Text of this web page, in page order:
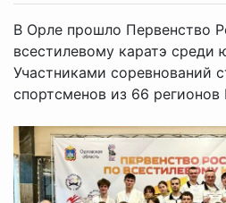
В Орле прошло Первенство
всестилевому каратэ
Участниками соревнований
спортсменов из 66 регионов